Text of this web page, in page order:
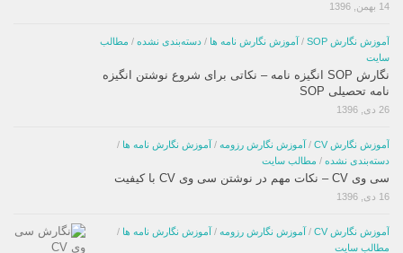
14 بهمن, 1396
آموزش نگارش SOP / آموزش نگارش نامه ها / دسته‌بندی نشده / مطالب
سایت
نگارش SOP انگیزه نامه – نکاتی برای شروع نوشتن انگیزه
نامه تحصیلی SOP
26 دی, 1396
آموزش نگارش CV / آموزش نگارش رزومه / آموزش نگارش نامه ها /
دسته‌بندی نشده / مطالب سایت
سی وی CV – نکات مهم در نوشتن سی وی CV با کیفیت
16 دی, 1396
آموزش نگارش CV / آموزش نگارش رزومه / آموزش نگارش نامه ها /
مطالب سایت